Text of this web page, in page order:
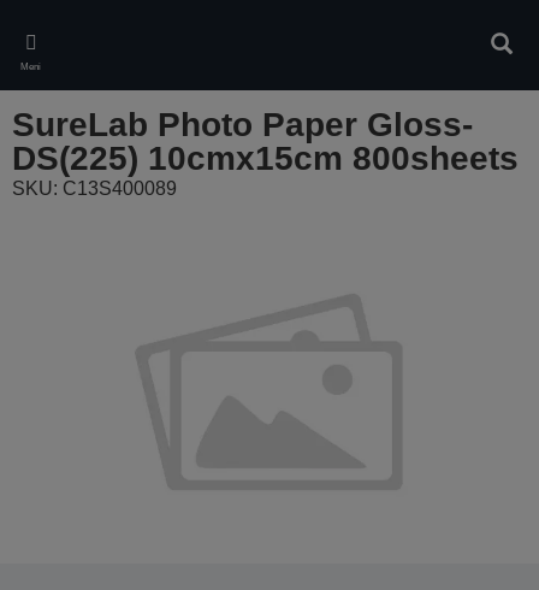
main
content
Meni
SureLab Photo Paper Gloss-
DS(225) 10cmx15cm 800sheets
SKU: C13S400089